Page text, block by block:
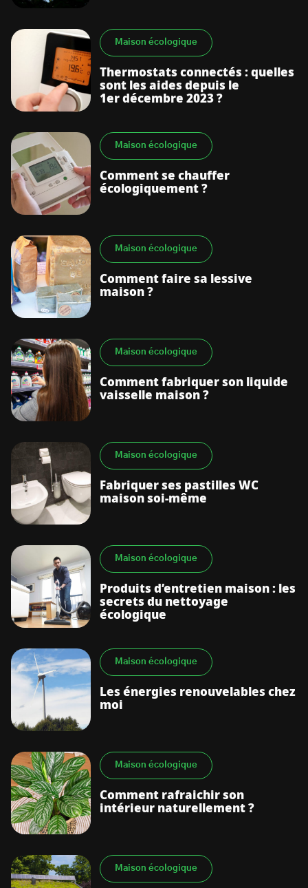
Maison écologique
Thermostats connectés : quelles
sont les aides depuis le
1er décembre 2023 ?
Maison écologique
Comment se chauffer
écologiquement ?
Maison écologique
Comment faire sa lessive
maison ?
Maison écologique
Comment fabriquer son liquide
vaisselle maison ?
Maison écologique
Fabriquer ses pastilles WC
maison soi-même
Maison écologique
Produits d’entretien maison : les
secrets du nettoyage
écologique
Maison écologique
Les énergies renouvelables chez
moi
Maison écologique
Comment rafraichir son
intérieur naturellement ?
Maison écologique